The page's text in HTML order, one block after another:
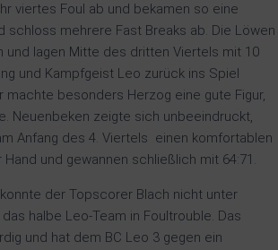
viertes Foul ab und bekamen so eine
schloss mehrere Fast Breaks ab. Die Löwen
und lagen Mitte des dritten Viertels mit 10
und Kampfgeist Leo zurück ins Spiel
besonders Herzog eine gute Figur,
Neuenbeken zeigte sich unbeeindruckt,
Anfang des 4. Viertels einen komfortablen
und gewannen schließlich mit 64:71.
der Topscorer Blach nicht unter
halbe Leo-Team in Foultrouble. Das
und hat dem BC Leo 3 gegen ein